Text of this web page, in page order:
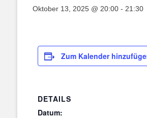
Oktober 13, 2025 @ 20:00 - 21:30
Zum Kalender
DETAILS
Datum: